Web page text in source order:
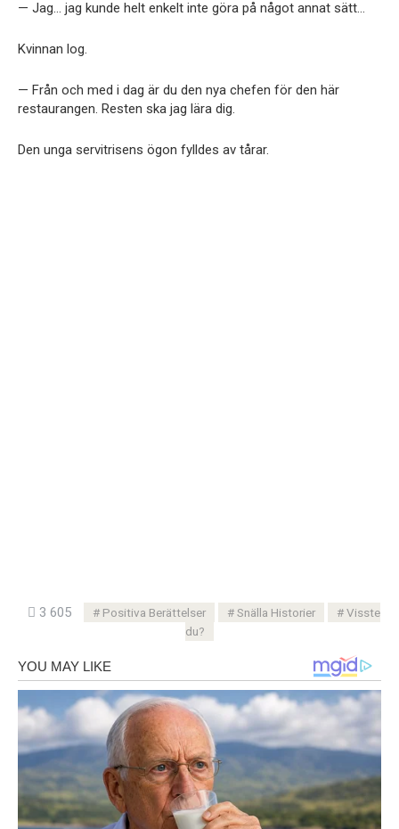
— Jag… jag kunde helt enkelt inte göra på något annat sätt…
Kvinnan log.
— Från och med i dag är du den nya chefen för den här
restaurangen. Resten ska jag lära dig.
Den unga servitrisens ögon fylldes av tårar.
3 605 Positiva Berättelser Snälla Historier
Visste
du?